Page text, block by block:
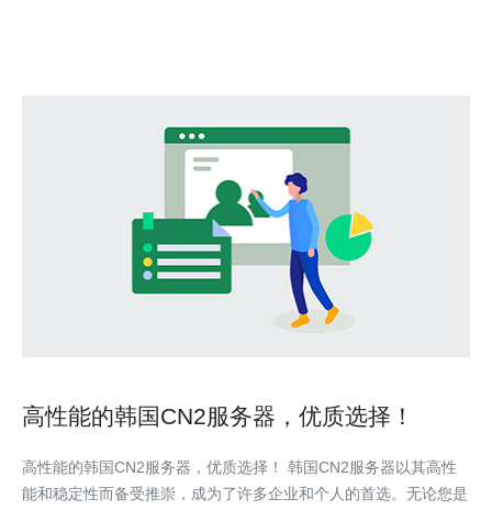
高性能的韩国CN2服务器，优质选择！
高性能的韩国CN2服务器，优质选择！ 韩国CN2服务器以其高性
能和稳定性而备受推崇，成为了许多企业和个人的首选。无论您是